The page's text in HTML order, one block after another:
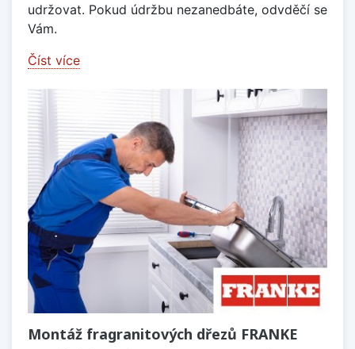
udržovat. Pokud údržbu nezanedbáte, odvděčí se
Vám.
Číst více
Montáž fragranitových dřezů FRANKE